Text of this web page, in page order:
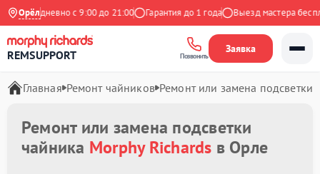
Орёл
Ежедневно с 9:00 до 21:00 Гарантия до 1 года Выезд мастера
REMSUPPORT Позвонить
Заявка
Главная Ремонт чайников Ремонт или замена подсветки
Ремонт или замена подсветки
чайника Morphy Richards в Орле